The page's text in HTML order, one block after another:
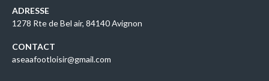
ADRESSE
1278 Rte de Bel air, 84140 Avignon
CONTACT
aseaafootloisir@gmail.com